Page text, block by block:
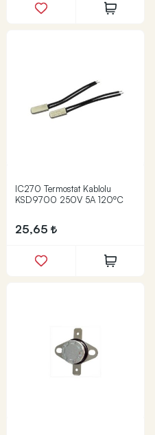
IC270 Termostat Kablolu
KSD9700 250V 5A 120ºC
25,65